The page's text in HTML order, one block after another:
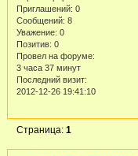
Приглашений: 0
Сообщений: 8
Уважение: 0
Позитив: 0
Провел на форуме:
3 часа 37 минут
Последний визит:
2012-12-26 19:41:10
Страница:1